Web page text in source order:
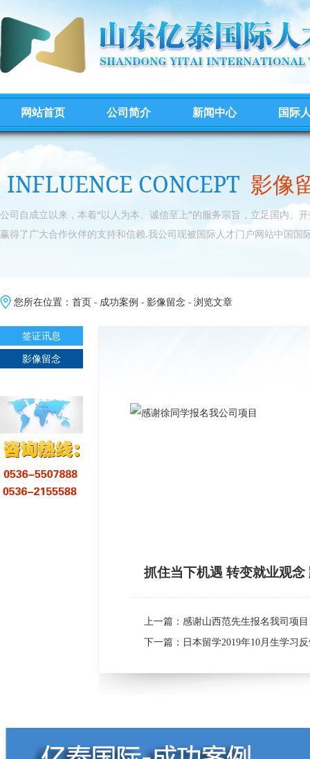
网站首页 公司简介 新闻中心 国际
INFLUENCE CONCEPT 影像
公司自成立以来，本着“以人为本、诚信至上”的服务宗旨，立足国内、
赢得了广大合作伙伴的支持和信赖.我公司现被国际人才门户网站中国国
您所在位置： 首页 - 成功案例 - 影像留念 - 浏览文章
签证讯息
影像留念
抓住当下机遇 转变就业观
上一篇： 感谢山西范先生报名我司项目
下一篇： 日本留学2019年10月生学习